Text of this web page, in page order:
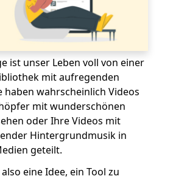
ist unser Leben voll von einer
mit aufregenden
haben wahrscheinlich Videos
mit wunderschönen
oder Ihre Videos mit
Hintergrundmusik in
geteilt.
eine Idee, ein Tool zu